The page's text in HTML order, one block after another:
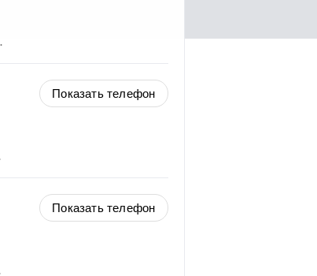
Показать телефон
Показать телефон